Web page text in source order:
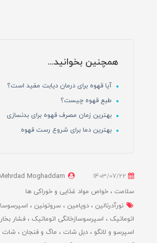
همچنین بخوانید...
آیا قهوه برای درمان دیابت مفید است؟
طبع قهوه چیست؟
بهترین زمان مصرف قهوه برای بدنسازی
بهترین دما برای شروع رست قهوه
Moghaddam
سلامت
خواص مواد غذایی و خوراکی ها
نورآدرنالین
دوپامین سروتونین
اتوماتیک
اسپرسوسازخانگی اتوماتیک فشار بخار
اسپرسو و لانگو
دبل شات ماگ و فنجان شات